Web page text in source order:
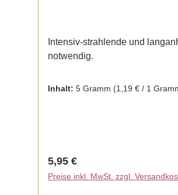
Intensiv-strahlende und
notwendig.
Inhalt: 5 Gramm (1,19 € / 1
Regulärer Preis:
5,95 €
Preise inkl. MwSt. zzgl.